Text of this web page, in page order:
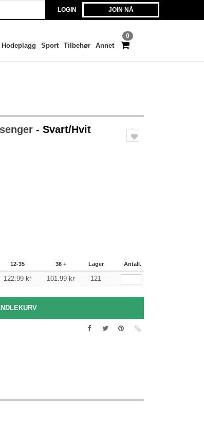
LOGIN JOIN NÅ
0
Hodeplagg Sport Tilbehør Annet
- Svart/Hvit
12-35 36 + Lager Antall.
122.99 kr 101.99 kr 121